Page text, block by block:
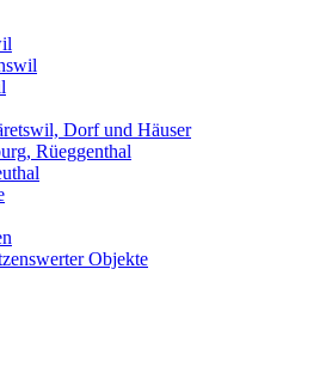
Dorf und Häuser
Rüeggenthal
Objekte